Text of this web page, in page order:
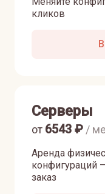
кликов
Серверы
Аренда
конфигураций
заказ
от 6543 ₽ /